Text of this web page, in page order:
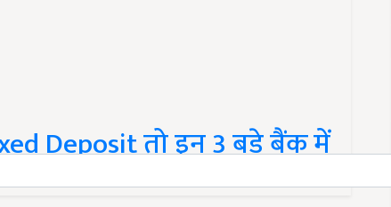
Deposit तो इन 3 बड़े बैंक में